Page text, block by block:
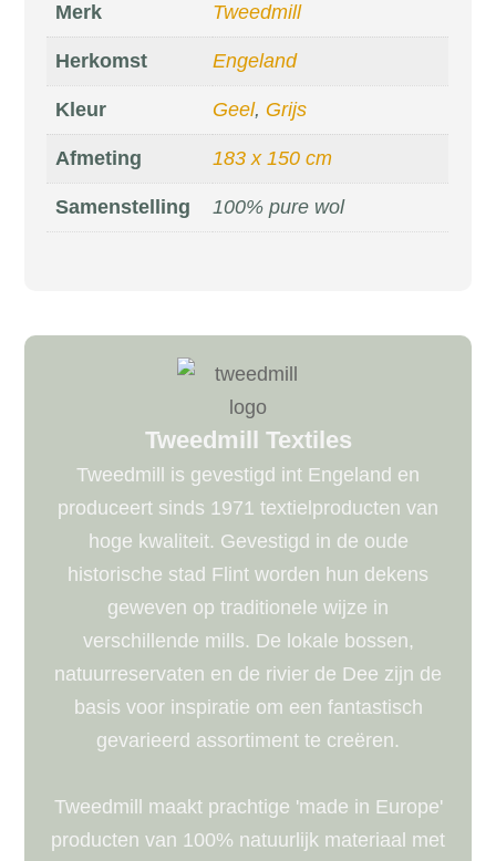
Merk Tweedmill
Herkomst Engeland
Kleur Geel, Grijs
Afmeting 183 x 150 cm
Samenstelling 100% pure wol
Tweedmill Textiles
Tweedmill is gevestigd int Engeland en
produceert sinds 1971 textielproducten van
hoge kwaliteit. Gevestigd in de oude
historische stad Flint worden hun dekens
geweven op traditionele wijze in
verschillende mills. De lokale bossen,
natuurreservaten en de rivier de Dee zijn de
basis voor inspiratie om een ​​fantastisch
gevarieerd assortiment te creëren.
Tweedmill maakt prachtige 'made in Europe'
producten van 100% natuurlijk materiaal met